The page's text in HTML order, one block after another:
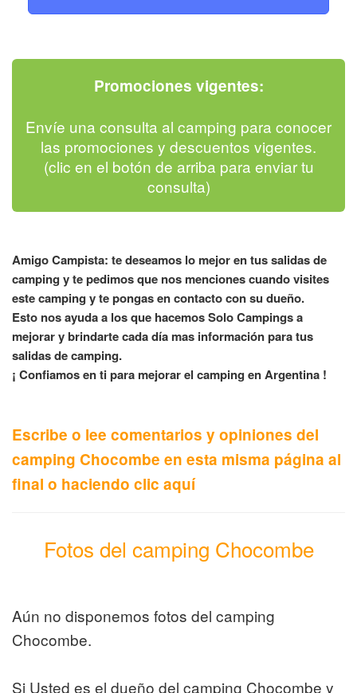
Promociones vigentes:
Envíe una consulta al camping para conocer
las promociones y descuentos vigentes.
(clic en el botón de arriba para enviar tu
consulta)
Amigo Campista: te deseamos lo mejor en tus salidas de
camping y te pedimos que nos menciones cuando visites
este camping y te pongas en contacto con su dueño.
Esto nos ayuda a los que hacemos Solo Campings a
mejorar y brindarte cada día mas información para tus
salidas de camping.
¡ Confiamos en ti para mejorar el camping en Argentina !
Escribe o lee comentarios y opiniones del
camping Chocombe en esta misma página al
final o haciendo clic aquí
Fotos del camping Chocombe
Aún no disponemos fotos del camping
Chocombe.
Si Usted es el dueño del camping Chocombe y